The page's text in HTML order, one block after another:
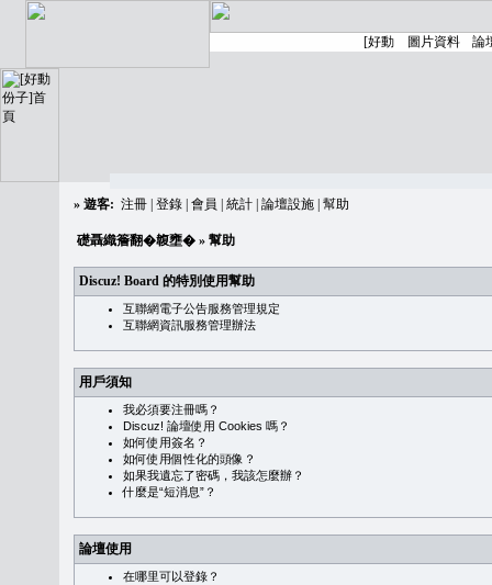
» 遊客: 注冊 登錄 會員 統計 論壇設施 幫助
礎聶織簷翻�䪖壅� » 幫助
Discuz! Board 的特別使用幫助
互聯網電子公告服務管理規定
互聯網資訊服務管理辦法
用戶須知
我必須要注冊嗎？
Discuz! 論壇使用 Cookies 嗎？
如何使用簽名？
如何使用個性化的頭像？
如果我遺忘了密碼，我該怎麼辦？
什麼是“短消息”？
論壇使用
在哪里可以登錄？